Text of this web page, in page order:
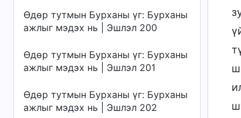
Өдөр тутмын Бурханы үг: Бурханы
ажлыг мэдэх нь | Эшлэл 200
Өдөр тутмын Бурханы үг: Бурханы
ажлыг мэдэх нь | Эшлэл 201
Өдөр тутмын Бурханы үг: Бурханы
ажлыг мэдэх нь | Эшлэл 202